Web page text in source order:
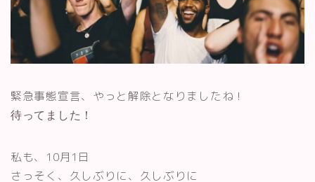
緊急事態宣言、やっと解除となりましたね！
待ってました！
私も、10月1日
さっそく、久しぶりに、久しぶりに